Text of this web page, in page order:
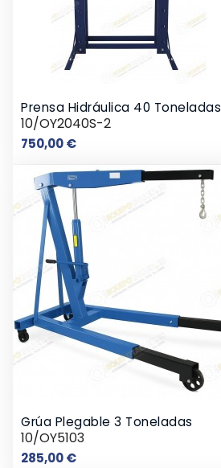
Prensa Hidráulica 40 Toneladas
10/OY2040S-2
750,00 €Precio
Grúa Plegable 3 Toneladas
10/OY5103
285,00 €Precio